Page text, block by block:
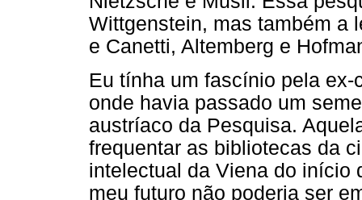
Wittgenstein, mas também a
e Canetti, Altemberg e
Eu tínha um fascínio pela
onde havia passado um
austríaco da Pesquisa.
frequentar as bibliotecas da
intelectual da Viena do início
meu futuro não poderia ser